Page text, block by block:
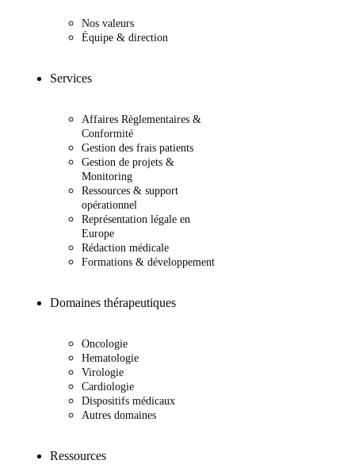
Nos valeurs
Équipe & direction
Services
Affaires Règlementaires &
Conformité
Gestion des frais patients
Gestion de projets &
Monitoring
Ressources & support
opérationnel
Représentation légale en
Europe
Rédaction médicale
Formations & développement
Domaines thérapeutiques
Oncologie
Hematologie
Virologie
Cardiologie
Dispositifs médicaux
Autres domaines
Ressources